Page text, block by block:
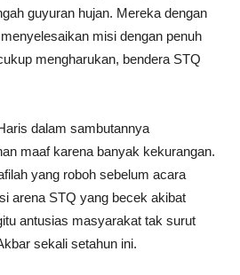
guyuran hujan. Mereka dengan
misi dengan penuh
mengharukan, bendera STQ
dalam sambutannya
maaf karena banyak kekurangan.
yang roboh sebelum acara
arena STQ yang becek akibat
antusias masyarakat tak surut
sekali setahun ini.